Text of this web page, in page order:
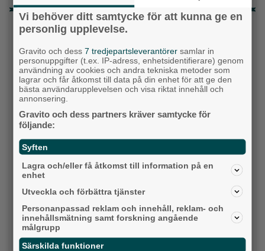
Senaste artiklarna
Alingsås
Krögarnas kamp när tågen står stilla: "Vi
försöker bara överleva”
Backa/Kärra
Vi behöver ditt samtycke för att kunna ge en
personlig upplevelse.
Gravito och dess7 tredjepartsleverantörer samlar in
personuppgifter (t.ex. IP-adress, enhetsidentifierare) genom
användning av cookies och andra tekniska metoder som
lagrar och får åtkomst till data på din enhet för att ge den
bästa användarupplevelsen och visa riktat innehåll och
annonsering.
Gravito och dess partners kräver samtycke för
följande:
Syften
Lagra och/eller få åtkomst till information på en
enhet
Utveckla och förbättra tjänster
Personanpassad reklam och innehåll, reklam- och
innehållsmätning samt forskning angående
målgrupp
Särskilda funktioner